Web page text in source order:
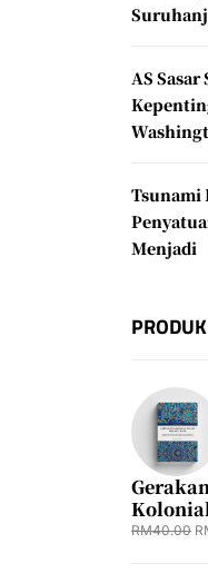
AS
Tsunami
Menjadi
RM40.00